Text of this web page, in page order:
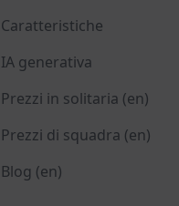
Caratteristiche
IA generativa
Prezzi in solitaria (en)
Prezzi di squadra (en)
Blog (en)